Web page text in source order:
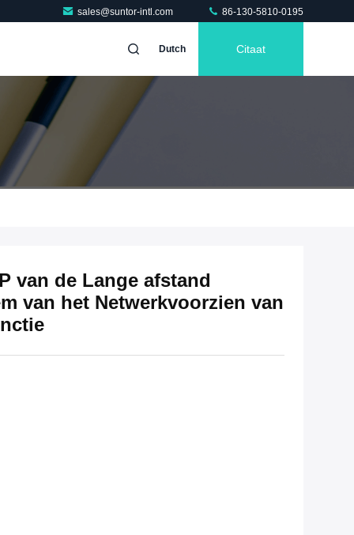
sales@suntor-intl.com 86-130-5810-0195
Dutch Citaat
van de Lange afstand
van het Netwerkvoorzien van